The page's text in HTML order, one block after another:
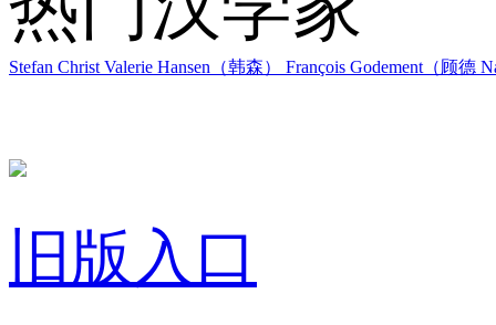
Stefan Christ Valerie Hansen（韩森） François Godement（顾德
旧版入口